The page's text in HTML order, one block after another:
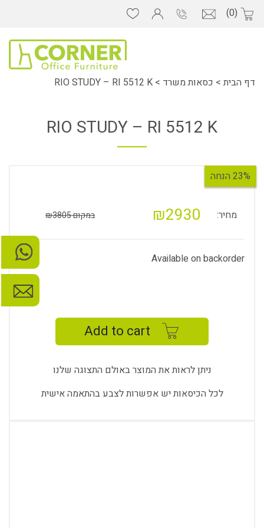
(0)
דף הבית > כסאות משרד >
RIO STUDY – RI 5512 K
RIO STUDY – RI 5512 K
23% הנחה
מחיר: ₪2930 במקום ₪3805
Available on backorder
Add to cart
ניתן לראות את המוצר באולם התצוגה שלנו
לכל הכיסאות יש אפשרות לצבע בהתאמה אישית